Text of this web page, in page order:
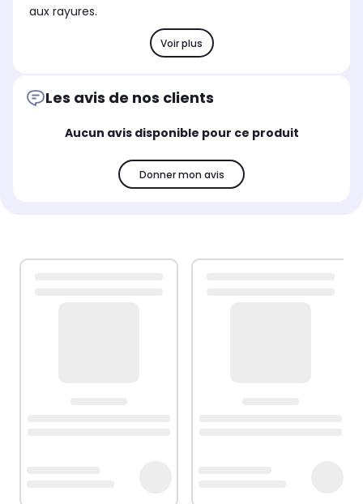
aux rayures.
Voir plus
Les avis de nos clients
Aucun avis disponible pour ce produit
Donner mon avis